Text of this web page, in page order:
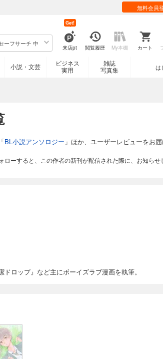
無料会員
ーフサーチ 中
来店pt
Get!
閲覧履歴 My本棚 カート
小説・文芸
ビジネス
実用
雑誌
写真集
は
BL小説アンソロジー 」ほか、ユーザーレビューをお届
ローすると、この作者の新刊が配信された際に、お知らせ
ドロップ』など主にボーイズラブ漫画を執筆。